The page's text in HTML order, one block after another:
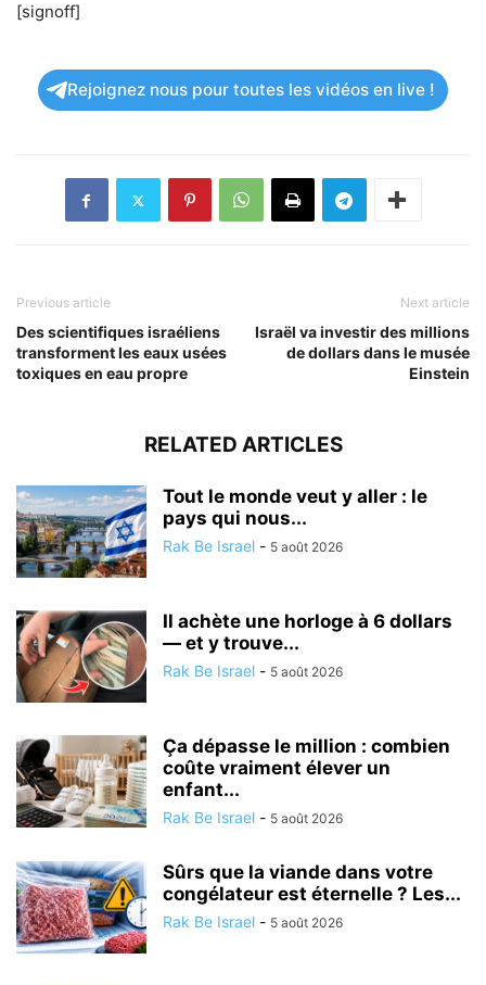
[signoff]
Rejoignez nous pour toutes les vidéos en live !
Previous article
Des scientifiques israéliens
transforment les eaux usées
toxiques en eau propre
Next article
Israël va investir des millions
de dollars dans le musée
Einstein
RELATED ARTICLES
Tout le monde veut y aller : le
pays qui nous...
Rak Be Israel - 5 août 2026
Il achète une horloge à 6 dollars
— et y trouve...
Rak Be Israel - 5 août 2026
Ça dépasse le million : combien
coûte vraiment élever un
enfant...
Rak Be Israel - 5 août 2026
Sûrs que la viande dans votre
congélateur est éternelle ? Les...
Rak Be Israel - 5 août 2026